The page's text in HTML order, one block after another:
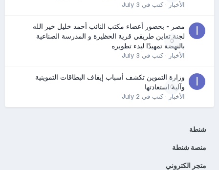
الأخبار· كتب في July 3
0
مصر - بحضور أعضاء مكتب النائب أحمد خليل خير الله
لجنة تعاين طريقي قرية الحظيرة و المدرسة الصناعية
بالنهضة تمهيدًا لبدء تطويره
الأخبار· كتب في July 3
0
وزارة التموين تكشف أسباب إيقاف البطاقات التموينية
وآلية استعادتها
الأخبار· كتب في July 2
شنطة
منصة شنطة
متجر الكتروني